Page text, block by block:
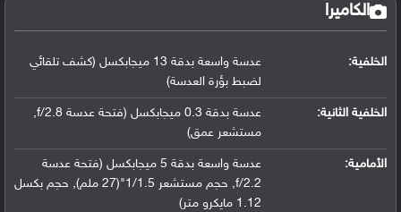
الكاميرا
الخلفية:
عدسة واسعة بدقة 13 ميجابكسل (كشف تلقائي
لضبط بؤرة العدسة)
الخلفية الثانية:
عدسة بدقة 0.3 ميجابكسل (فتحة عدسة f/2.8,
مستشعر عمق)
الأمامية:
عدسة واسعة بدقة 5 ميجابكسل (فتحة عدسة
f/2.2, حجم مستشعر 1/1.5"(27 ملم), حجم بكسل
1.12 مايكرو متر)